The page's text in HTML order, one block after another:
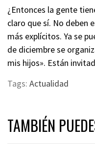
¿Entonces la gente
claro que sí. No deben
más explícitos. Ya se
de diciembre se
mis hijos». Están
Tags: Actualidad
TAMBIÉN